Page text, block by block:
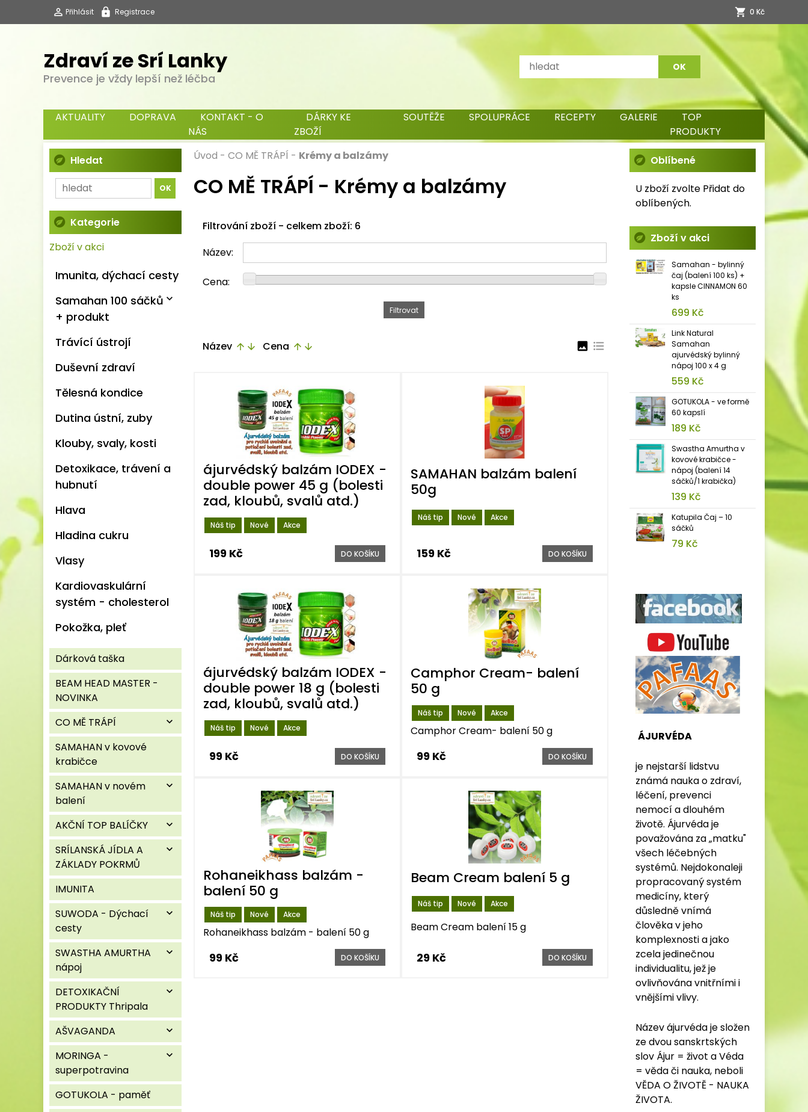
Přihlásit Registrace 0 Kč
Zdraví ze Srí Lanky
Prevence je vždy lepší než léčba
AKTUALITY DOPRAVA
KONTAKT - O
NÁS
DÁRKY KE
ZBOŽÍ
SOUTĚŽE SPOLUPRÁCE RECEPTY GALERIE
TOP
PRODUKTY
Hledat
Kategorie
Zboží v akci
Imunita, dýchací cesty
Samahan 100 sáčků
+ produkt
expand_more
Trávící ústrojí
Duševní zdraví
Tělesná kondice
Dutina ústní, zuby
Klouby, svaly, kosti
Detoxikace, trávení a
hubnutí
Hlava
Hladina cukru
Vlasy
Kardiovaskulární
systém - cholesterol
Pokožka, pleť
Dárková taška
BEAM HEAD MASTER -
NOVINKA
CO MĚ TRÁPÍ
expand_more
SAMAHAN v kovové
krabičce
SAMAHAN v novém
balení
expand_more
AKČNÍ TOP BALÍČKY expand_more
SRÍLANSKÁ JÍDLA A
ZÁKLADY POKRMŮ
expand_more
IMUNITA
SUWODA - Dýchací
cesty
expand_more
SWASTHA AMURTHA
nápoj
expand_more
DETOXIKAČNÍ
PRODUKTY Thripala
expand_more
AŠVAGANDA expand_more
MORINGA -
superpotravina
expand_more
GOTUKOLA - paměť
Úvod - CO MĚ TRÁPÍ - Krémy a balzámy
CO MĚ TRÁPÍ - Krémy a balzámy
Filtrování zboží - celkem zboží: 6
Název:
Cena:
Název arrow_upward arrow_downward Cena arrow_upward arrow_downward image format_list_bulleted
Náš tip Nové Akce
ájurvédský balzám IODEX -
double power 45 g (bolesti
zad, kloubů, svalů atd.)
199 Kč DO KOŠÍKU
Náš tip Nové Akce
SAMAHAN balzám balení
50g
159 Kč DO KOŠÍKU
Náš tip Nové Akce
ájurvédský balzám IODEX -
double power 18 g (bolesti
zad, kloubů, svalů atd.)
99 Kč DO KOŠÍKU
Náš tip Nové Akce
Camphor Cream- balení
50 g
Camphor Cream- balení 50 g
99 Kč DO KOŠÍKU
Náš tip Nové Akce
Rohaneikhass balzám -
balení 50 g
Rohaneikhass balzám - balení 50 g
99 Kč DO KOŠÍKU
Náš tip Nové Akce
Beam Cream balení 5 g
Beam Cream balení 15 g
29 Kč DO KOŠÍKU
Oblíbené
U zboží zvolte Přidat do
oblíbených.
Zboží v akci
Samahan - bylinný
čaj (balení 100 ks) +
kapsle CINNAMON 60
ks
699 Kč
Link Natural
Samahan
ajurvédský bylinný
nápoj 100 x 4 g
559 Kč
GOTUKOLA - ve formě
60 kapslí
189 Kč
Swastha Amurtha v
kovové krabičce -
nápoj (balení 14
sáčků/1 krabička)
139 Kč
Katupila Čaj – 10
sáčků
79 Kč
ÁJURVÉDA
je nejstarší lidstvu
známá nauka o zdraví,
léčení, prevenci
nemocí a dlouhém
životě. Ájurvéda je
považována za „matku"
všech léčebných
systémů. Nejdokonaleji
propracovaný systém
medicíny, který
důsledně vnímá
člověka v jeho
komplexnosti a jako
zcela jedinečnou
individualitu, jež je
ovlivňována vnitřními i
vnějšími vlivy.
Název ájurvéda je složen
ze dvou sanskrtských
slov Ájur = život a Véda
= věda či nauka, neboli
VĚDA O ŽIVOTĚ - NAUKA
ŽIVOTA.